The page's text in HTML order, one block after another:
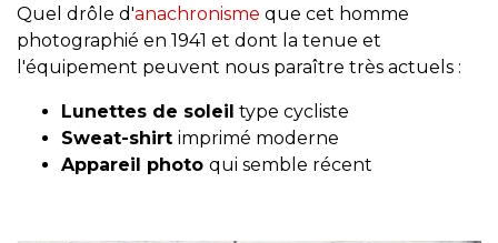
Quel drôle d'anachronisme que cet homme
photographié en 1941 et dont la tenue et
l'équipement peuvent nous paraître très actuels :
Lunettes de soleil type cycliste
Sweat-shirt imprimé moderne
Appareil photo qui semble récent